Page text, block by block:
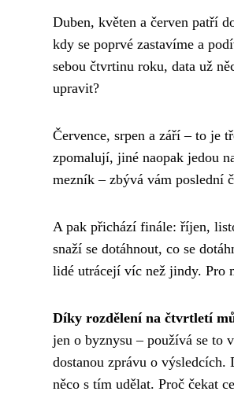
Duben, květen a červen patří
kdy se poprvé zastavíme a
sebou čtvrtinu roku, data už
upravit?
Července, srpen a září – to je
zpomalují, jiné naopak jedou
mezník – zbývá vám poslední
A pak přichází finále: říjen,
snaží se dotáhnout, co se
lidé utrácejí víc než jindy. Pro
Díky rozdělení na čtvrtletí
jen o byznysu – používá se to
dostanou zprávu o výsledcích.
něco s tím udělat. Proč čekat